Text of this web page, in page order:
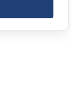
BAJO LA